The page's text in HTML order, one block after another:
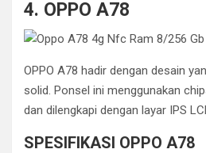
4. OPPO A78
OPPO A78 hadir dengan desain
solid. Ponsel ini menggunakan
dan dilengkapi dengan layar IPS
SPESIFIKASI OPPO A78